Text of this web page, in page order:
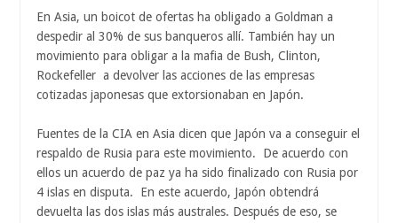
En Asia, un boicot de ofertas ha obligado a Goldman a
despedir al 30% de sus banqueros allí. También hay un
movimiento para obligar a la mafia de Bush, Clinton,
Rockefeller a devolver las acciones de las empresas
cotizadas japonesas que extorsionaban en Japón.
Fuentes de la CIA en Asia dicen que Japón va a conseguir el
respaldo de Rusia para este movimiento. De acuerdo con
ellos un acuerdo de paz ya ha sido finalizado con Rusia por
4 islas en disputa. En este acuerdo, Japón obtendrá
devuelta las dos islas más australes. Después de eso, se